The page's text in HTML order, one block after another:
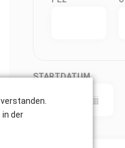
STARTDATUM
in der